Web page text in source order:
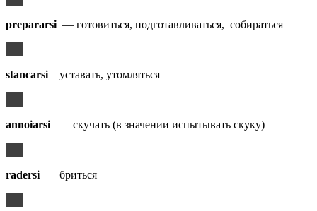
prepararsi — готовиться, подготавливаться, собираться
stancarsi – уставать, утомляться
annoiarsi — скучать (в значении испытывать скуку)
radersi — бриться